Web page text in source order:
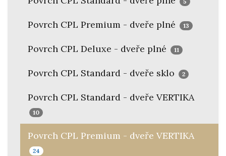
Povrch CPL Premium - dveře plné 13
Povrch CPL Deluxe - dveře plné 11
Povrch CPL Standard - dveře sklo 2
Povrch CPL Standard - dveře VERTIKA
10
Povrch CPL Premium - dveře VERTIKA
24